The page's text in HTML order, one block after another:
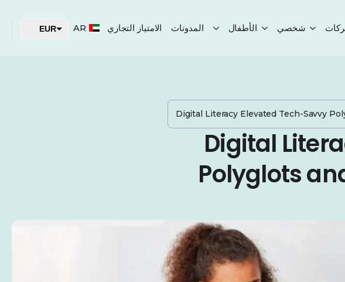
شخصي الأطفال المدونات الامتياز التجاري AR
EUR
Digital Literacy Elevated Tech-Savvy
Digital
Polyglots